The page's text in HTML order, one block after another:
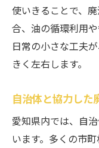
使いきることで、
合、油の循環利用
日常の小さな工夫
きく左右します。
自治体と協力した
愛知県内では、自
います。多くの市